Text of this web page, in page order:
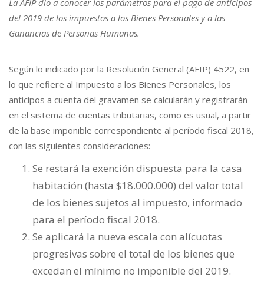
La AFIP dio a conocer los parámetros para el pago de anticipos
del 2019 de los impuestos a los Bienes Personales y a las
Ganancias de Personas Humanas.
Según lo indicado por la Resolución General (AFIP) 4522, en
lo que refiere al Impuesto a los Bienes Personales, los
anticipos a cuenta del gravamen se calcularán y registrarán
en el sistema de cuentas tributarias, como es usual, a partir
de la base imponible correspondiente al período fiscal 2018,
con las siguientes consideraciones:
Se restará la exención dispuesta para la casa
habitación (hasta $18.000.000) del valor total
de los bienes sujetos al impuesto, informado
para el período fiscal 2018.
Se aplicará la nueva escala con alícuotas
progresivas sobre el total de los bienes que
excedan el mínimo no imponible del 2019.